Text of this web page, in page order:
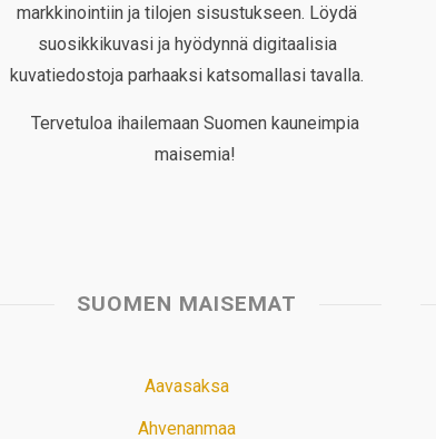
markkinointiin ja tilojen sisustukseen. Löydä
suosikkikuvasi ja hyödynnä digitaalisia
kuvatiedostoja parhaaksi katsomallasi tavalla.
Tervetuloa ihailemaan Suomen kauneimpia
maisemia!
SUOMEN MAISEMAT
Aavasaksa
Ahvenanmaa